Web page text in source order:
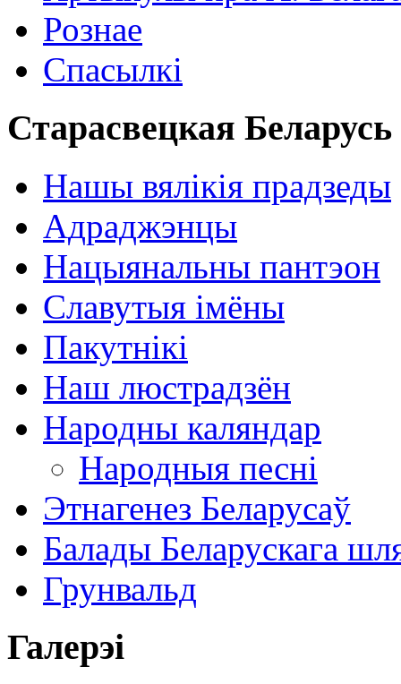
Рознае
Спасылкі
Старасвецкая Беларусь
Нашы вялікія прадзеды
Адраджэнцы
Нацыянальны пантэон
Славутыя імёны
Пакутнікі
Наш люстрадзён
Народны каляндар
Народныя песні
Этнагенез Беларусаў
Балады Беларускага
Грунвальд
Галерэі